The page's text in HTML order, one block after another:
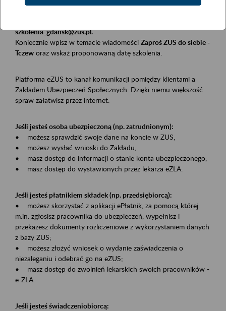
Szkolenie stacjonarne w siedzibie firmy, instytucji, urzędu.
szkolenia_gdansk@zus.pl.
Koniecznie wpisz w temacie wiadomości Zaproś ZUS do siebie -
Tczew oraz wskaż proponowaną datę szkolenia.
Platforma eZUS to kanał komunikacji pomiędzy klientami a
Zakładem Ubezpieczeń Społecznych. Dzięki niemu większość
spraw załatwisz przez internet.
Jeśli jesteś osoba ubezpieczoną (np. zatrudnionym):
• możesz sprawdzić swoje dane na koncie w ZUS,
• możesz wysłać wnioski do Zakładu,
• masz dostęp do informacji o stanie konta ubezpieczonego,
• masz dostęp do wystawionych przez lekarza eZLA.
Jeśli jesteś płatnikiem składek (np. przedsiębiorcą):
• możesz skorzystać z aplikacji ePłatnik, za pomocą której
m.in. zgłosisz pracownika do ubezpieczeń, wypełnisz i
przekażesz dokumenty rozliczeniowe z wykorzystaniem danych
z bazy ZUS;
• możesz złożyć wniosek o wydanie zaświadczenia o
niezaleganiu i odebrać go na eZUS;
• masz dostęp do zwolnień lekarskich swoich pracowników -
e-ZLA.
Jeśli jesteś świadczeniobiorcą: